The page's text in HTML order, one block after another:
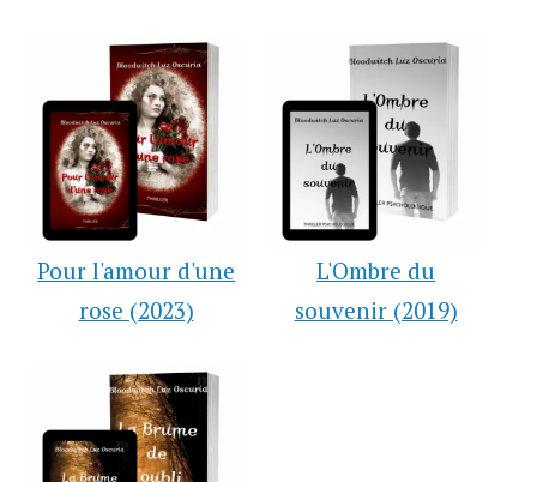
Pour l'amour d'une
rose (2023)
L'Ombre du
souvenir (2019)